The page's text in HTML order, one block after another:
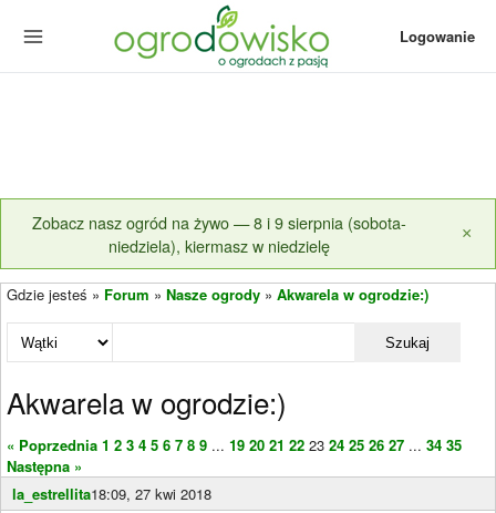
Logowanie
Zobacz nasz ogród na żywo — 8 i 9 sierpnia (sobota-
niedziela), kiermasz w niedzielę
×
Gdzie jesteś » Forum » Nasze ogrody » Akwarela w ogrodzie:)
Szukaj
Akwarela w ogrodzie:)
« Poprzednia 1 2 3 4 5 6 7 8 9 ... 19 20 21 22 23 24 25 26 27 ... 34 35
Następna »
la_estrellita18:09, 27 kwi 2018